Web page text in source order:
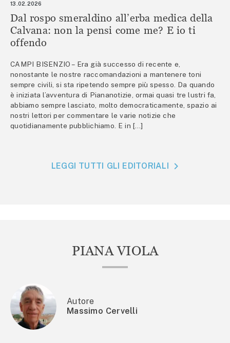
13.02.2026
Dal rospo smeraldino all’erba medica della
Calvana: non la pensi come me? E io ti
offendo
CAMPI BISENZIO – Era già successo di recente e,
nonostante le nostre raccomandazioni a mantenere toni
sempre civili, si sta ripetendo sempre più spesso. Da quando
è iniziata l’avventura di Piananotizie, ormai quasi tre lustri fa,
abbiamo sempre lasciato, molto democraticamente, spazio ai
nostri lettori per commentare le varie notizie che
quotidianamente pubblichiamo. E in […]
LEGGI TUTTI GLI EDITORIALI
PIANA VIOLA
Autore
Massimo Cervelli